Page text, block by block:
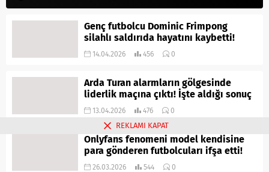
Genç futbolcu Dominic Frimpong
silahlı saldırıda hayatını kaybetti!
14.04.2026 456 0
Arda Turan alarmların gölgesinde
liderlik maçına çıktı! İşte aldığı sonuç
13.04.2026 476 0
Onlyfans fenomeni model kendisine
para gönderen futbolcuları ifşa etti!
26.03.2026 544 0
REKLAMI KAPAT